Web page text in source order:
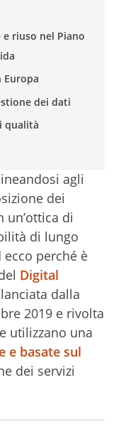
riuso nel Piano
Europa
dei dati
qualità
agli
dei
di
di lungo
ecco perché è
Digital
dalla
2019 e rivolta
utilizzano una
e basate sul
dei servizi